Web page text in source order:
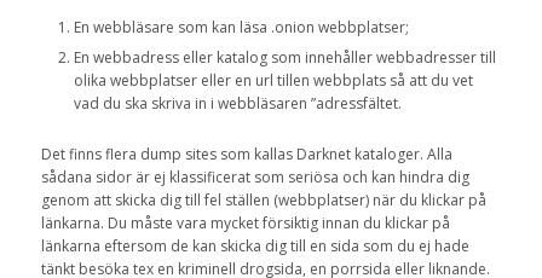
En webbläsare som kan läsa .onion webbplatser;
En webbadress eller katalog som innehåller webbadresser till
olika webbplatser eller en url tillen webbplats så att du vet
vad du ska skriva in i webbläsaren ”adressfältet.
Det finns flera dump sites som kallas Darknet kataloger. Alla
sådana sidor är ej klassificerat som seriösa och kan hindra dig
genom att skicka dig till fel ställen (webbplatser) när du klickar på
länkarna. Du måste vara mycket försiktig innan du klickar på
länkarna eftersom de kan skicka dig till en sida som du ej hade
tänkt besöka tex en kriminell drogsida, en porrsida eller liknande.